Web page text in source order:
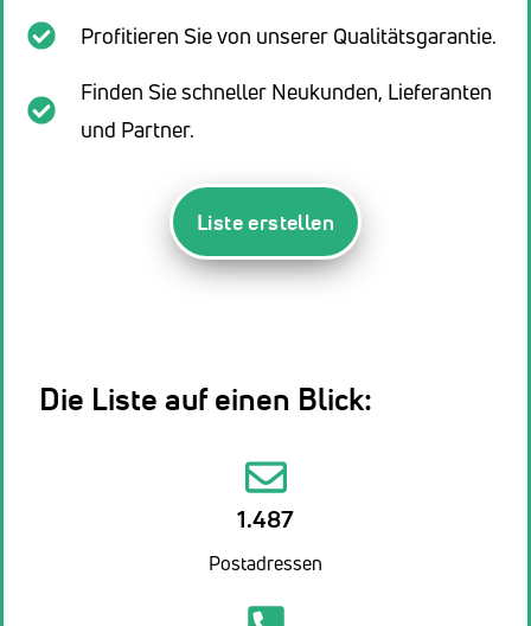
Profitieren Sie von unserer Qualitätsgarantie.
Finden Sie schneller Neukunden, Lieferanten
und Partner.
Liste erstellen
Die Liste auf einen Blick:
1.487
Postadressen